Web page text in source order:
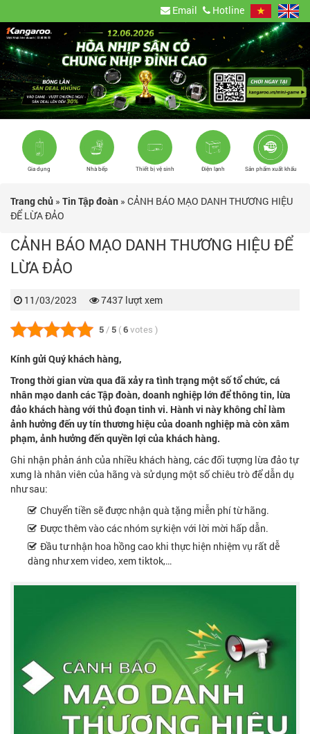
Email Hotline
Gia dụng Nhà bếp Thiết bị vệ sinh Điện lạnh Sản phẩm xuất khẩu
Trang chủ » Tin Tập đoàn » CẢNH BÁO MẠO DANH THƯƠNG HIỆU
ĐỂ LỪA ĐẢO
CẢNH BÁO MẠO DANH THƯƠNG HIỆU ĐỂ
LỪA ĐẢO
11/03/2023 7437 lượt xem
5 / 5 ( 6 votes )
Kính gửi Quý khách hàng,
Trong thời gian vừa qua đã xảy ra tình trạng một số tổ chức, cá
nhân mạo danh các Tập đoàn, doanh nghiệp lớn để thông tin, lừa
đảo khách hàng với thủ đoạn tinh vi. Hành vi này không chỉ làm
ảnh hưởng đến uy tín thương hiệu của doanh nghiệp mà còn xâm
phạm, ảnh hưởng đến quyền lợi của khách hàng.
Ghi nhận phản ánh của nhiều khách hàng, các đối tượng lừa đảo tự
xưng là nhân viên của hãng và sử dụng một số chiêu trò để dẫn dụ
như sau:
Chuyển tiền sẽ được nhận quà tặng miễn phí từ hãng.
Được thêm vào các nhóm sự kiện với lời mời hấp dẫn.
Đầu tư nhận hoa hồng cao khi thực hiện nhiệm vụ rất dễ
dàng như xem video, xem tiktok,…